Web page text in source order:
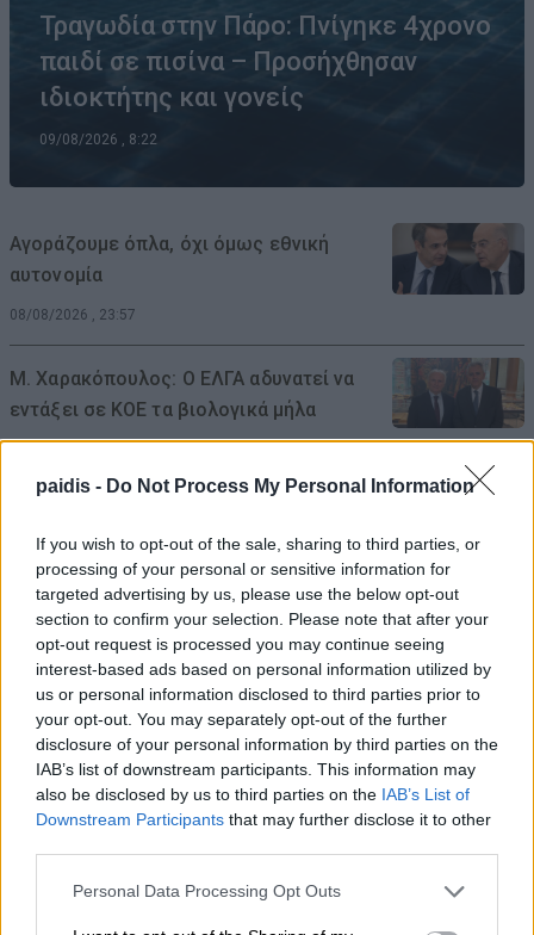
paidis - Do Not Process My Personal Information
If you wish to opt-out of the sale, sharing to third parties, or
processing of your personal or sensitive information for
targeted advertising by us, please use the below opt-out
section to confirm your selection. Please note that after your
opt-out request is processed you may continue seeing
interest-based ads based on personal information utilized by
us or personal information disclosed to third parties prior to
your opt-out. You may separately opt-out of the further
disclosure of your personal information by third parties on the
IAB’s list of downstream participants. This information may
also be disclosed by us to third parties on the IAB’s List of
Downstream Participants that may further disclose it to other
Personal Data Processing Opt Outs
Τραγωδία στην Πάρο: Πνίγηκε 4χρονο
παιδί σε πισίνα – Προσήχθησαν
ιδιοκτήτης και γονείς
09/08/2026 , 8:22
Αγοράζουμε όπλα, όχι όμως εθνική
αυτονομία
08/08/2026 , 23:57
Μ. Χαρακόπουλος: Ο ΕΛΓΑ αδυνατεί να
εντάξει σε ΚΟΕ τα βιολογικά μήλα
«TLOUPAS PATH 2026»
08/08/2026 , 18:59
Το Συνδικάτο Οικοδόμων για το
αδειοδωρόσημο Αυγούστου
08/08/2026 , 18:42
Τι σχέση έχουν μια αγελάδα, μια ζέβρα και
μια μύγα; Το παράξενο πείραμα που
08/08/2026 , 15:47